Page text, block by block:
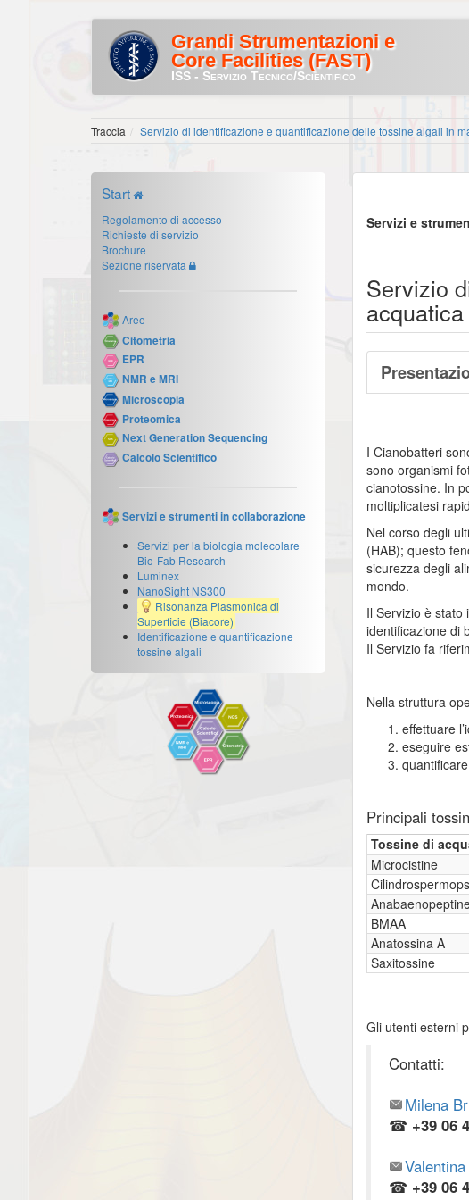
Grandi Strumentazioni e
Core Facilities (FAST)
ISS - Servizio Tecnico/Scientifico
Traccia Servizio di identificazione e quantificazione delle tossine algali in
Start
Regolamento di accesso
Richieste di servizio
Brochure
Sezione riservata
Aree
Citometria
EPR
NMR e MRI
Microscopia
Proteomica
Next Generation Sequencing
Calcolo Scientifico
Servizi e strumenti in collaborazione
Servizi per la biologia molecolare
Bio-Fab Research
Luminex
NanoSight NS300
Risonanza Plasmonica di
Superficie (Biacore)
Identificazione e quantificazione
tossine algali
Servizi e
Servizio
I Cianobatteri
sono organismi
cianotossine. In
moltiplicatesi
Nel corso degli
(HAB); questo
sicurezza degli
mondo.
Il Servizio è stato
identificazione di
Il Servizio fa
Nella struttura
effettuare
eseguire
Principali
Tossine di
Microcistine
BMAA
Anatossina A
Saxitossine
Gli utenti esterni
Contatti:
Milena
☎ +39 06
☎ +39 06